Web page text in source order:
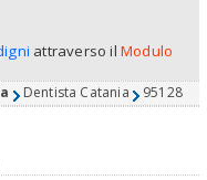
attraverso ilModulo
Dentista Catania 95128